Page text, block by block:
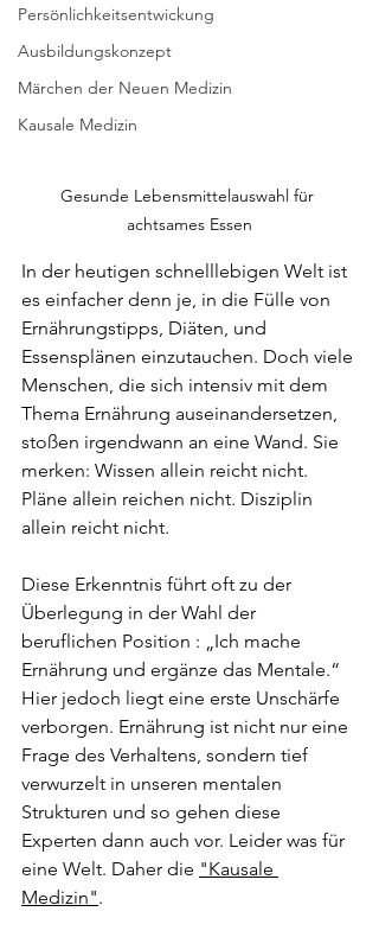
Persönlichkeitsentwickung
Ausbildungskonzept
Märchen der Neuen Medizin
Kausale Medizin
Gesunde Lebensmittelauswahl für
achtsames Essen
In der heutigen schnelllebigen Welt ist
es einfacher denn je, in die Fülle von
Ernährungstipps, Diäten, und
Essensplänen einzutauchen. Doch viele
Menschen, die sich intensiv mit dem
Thema Ernährung auseinandersetzen,
stoßen irgendwann an eine Wand. Sie
merken: Wissen allein reicht nicht.
Pläne allein reichen nicht. Disziplin
allein reicht nicht.
Diese Erkenntnis führt oft zu der
Überlegung in der Wahl der
beruflichen Position : „Ich mache
Ernährung und ergänze das Mentale.“
Hier jedoch liegt eine erste Unschärfe
verborgen. Ernährung ist nicht nur eine
Frage des Verhaltens, sondern tief
verwurzelt in unseren mentalen
Strukturen und so gehen diese
Experten dann auch vor. Leider was für
eine Welt. Daher die "Kausale
Medizin".